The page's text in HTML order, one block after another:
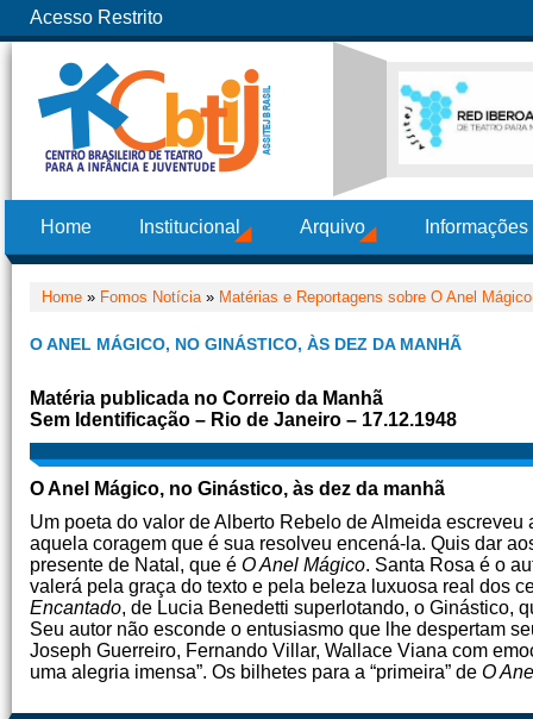
Acesso Restrito
Home Institucional Arquivo
Home » Fomos Notícia» Matérias e Reportagens sobre O Anel
O ANEL MÁGICO, NO GINÁSTICO, ÀS DEZ DA MANHÃ
Matéria publicada no Correio da Manhã
Sem Identificação – Rio de Janeiro – 17.12.1948
O Anel Mágico, no Ginástico, às dez da manhã
Um poeta do valor de Alberto Rebelo de Almeida escreveu
aquela coragem que é sua resolveu encená-la. Quis dar
presente de Natal, que é O Anel Mágico. Santa Rosa é o
valerá pela graça do texto e pela beleza luxuosa real dos
Encantado, de Lucia Benedetti superlotando, o Ginástico,
Seu autor não esconde o entusiasmo que lhe despertam
Joseph Guerreiro, Fernando Villar, Wallace Viana com
uma alegria imensa”. Os bilhetes para a “primeira” de O